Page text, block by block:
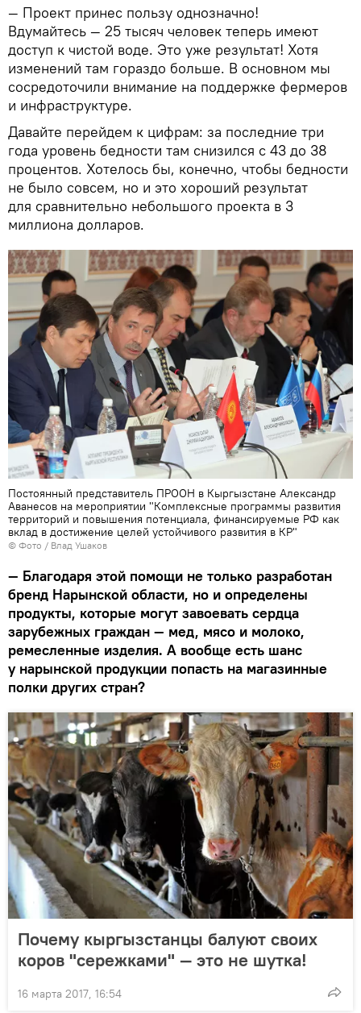
— Проект принес пользу однозначно!
Вдумайтесь — 25 тысяч человек теперь имеют
доступ к чистой воде. Это уже результат! Хотя
изменений там гораздо больше. В основном мы
сосредоточили внимание на поддержке фермеров
и инфраструктуре.
Давайте перейдем к цифрам: за последние три
года уровень бедности там снизился с 43 до 38
процентов. Хотелось бы, конечно, чтобы бедности
не было совсем, но и это хороший результат
для сравнительно небольшого проекта в 3
миллиона долларов.
Постоянный представитель ПРООН в Кыргызстане Александр
Аванесов на мероприятии "Комплексные программы развития
территорий и повышения потенциала, финансируемые РФ как
вклад в достижение целей устойчивого развития в КР"
© Фото / Влад Ушаков
— Благодаря этой помощи не только разработан
бренд Нарынской области, но и определены
продукты, которые могут завоевать сердца
зарубежных граждан — мед, мясо и молоко,
ремесленные изделия. А вообще есть шанс
у нарынской продукции попасть на магазинные
полки других стран?
Почему кыргызстанцы балуют своих
коров "сережками" — это не шутка!
16 марта 2017, 16:54